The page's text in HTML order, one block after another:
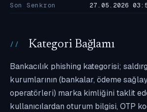
Son Senkron 27.05.2026
Kategori Bağlamı
Bankacılık phishing kategorisi;
kurumlarının (bankalar, ödeme
operatörleri) marka kimliğini taklit
kullanıcılardan oturum bilgisi, OTP